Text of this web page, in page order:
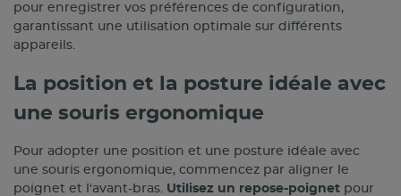
pour enregistrer vos préférences de configuration,
garantissant une utilisation optimale sur différents
appareils.
La position et la posture idéale avec
une souris ergonomique
Pour adopter une position et une posture idéale avec
une souris ergonomique, commencez par aligner le
poignet et l'avant-bras. Utilisez un repose-poignet pour